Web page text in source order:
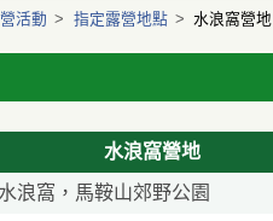
活動 > 指定露營地點 > 水浪窩營地
水浪窩營地
水浪窩，馬鞍山郊野公園